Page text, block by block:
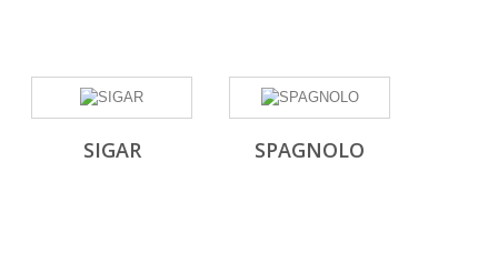
SIGAR SPAGNOLO